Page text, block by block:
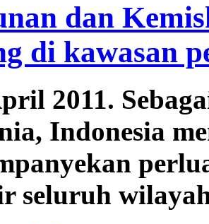
dan
di kawasan
2011.
Indonesia
seluruh